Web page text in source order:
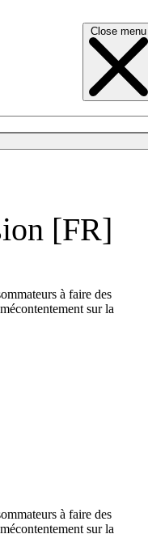
Close menu
[FR]
à faire des
sur la
à faire des
sur la